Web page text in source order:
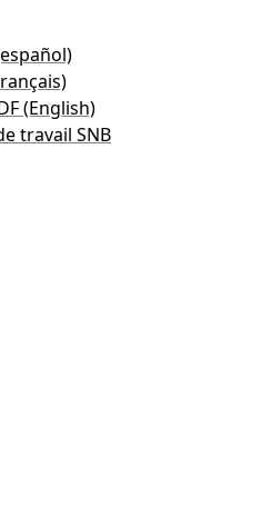
(English)
travail SNB